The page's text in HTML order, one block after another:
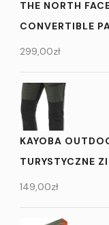
THE NORTH
CONVERTIBLE
299,00zł
KAYOBA
TURYSTYCZNE
149,00zł